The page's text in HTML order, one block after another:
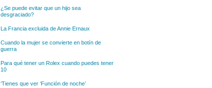
¿Se puede evitar que un hijo sea
desgraciado?
La Francia excluida de Annie Ernaux
Cuando la mujer se convierte en botín de
guerra
Para qué tener un Rolex cuando puedes tener
10
‘Tienes que ver ‘Función de noche’